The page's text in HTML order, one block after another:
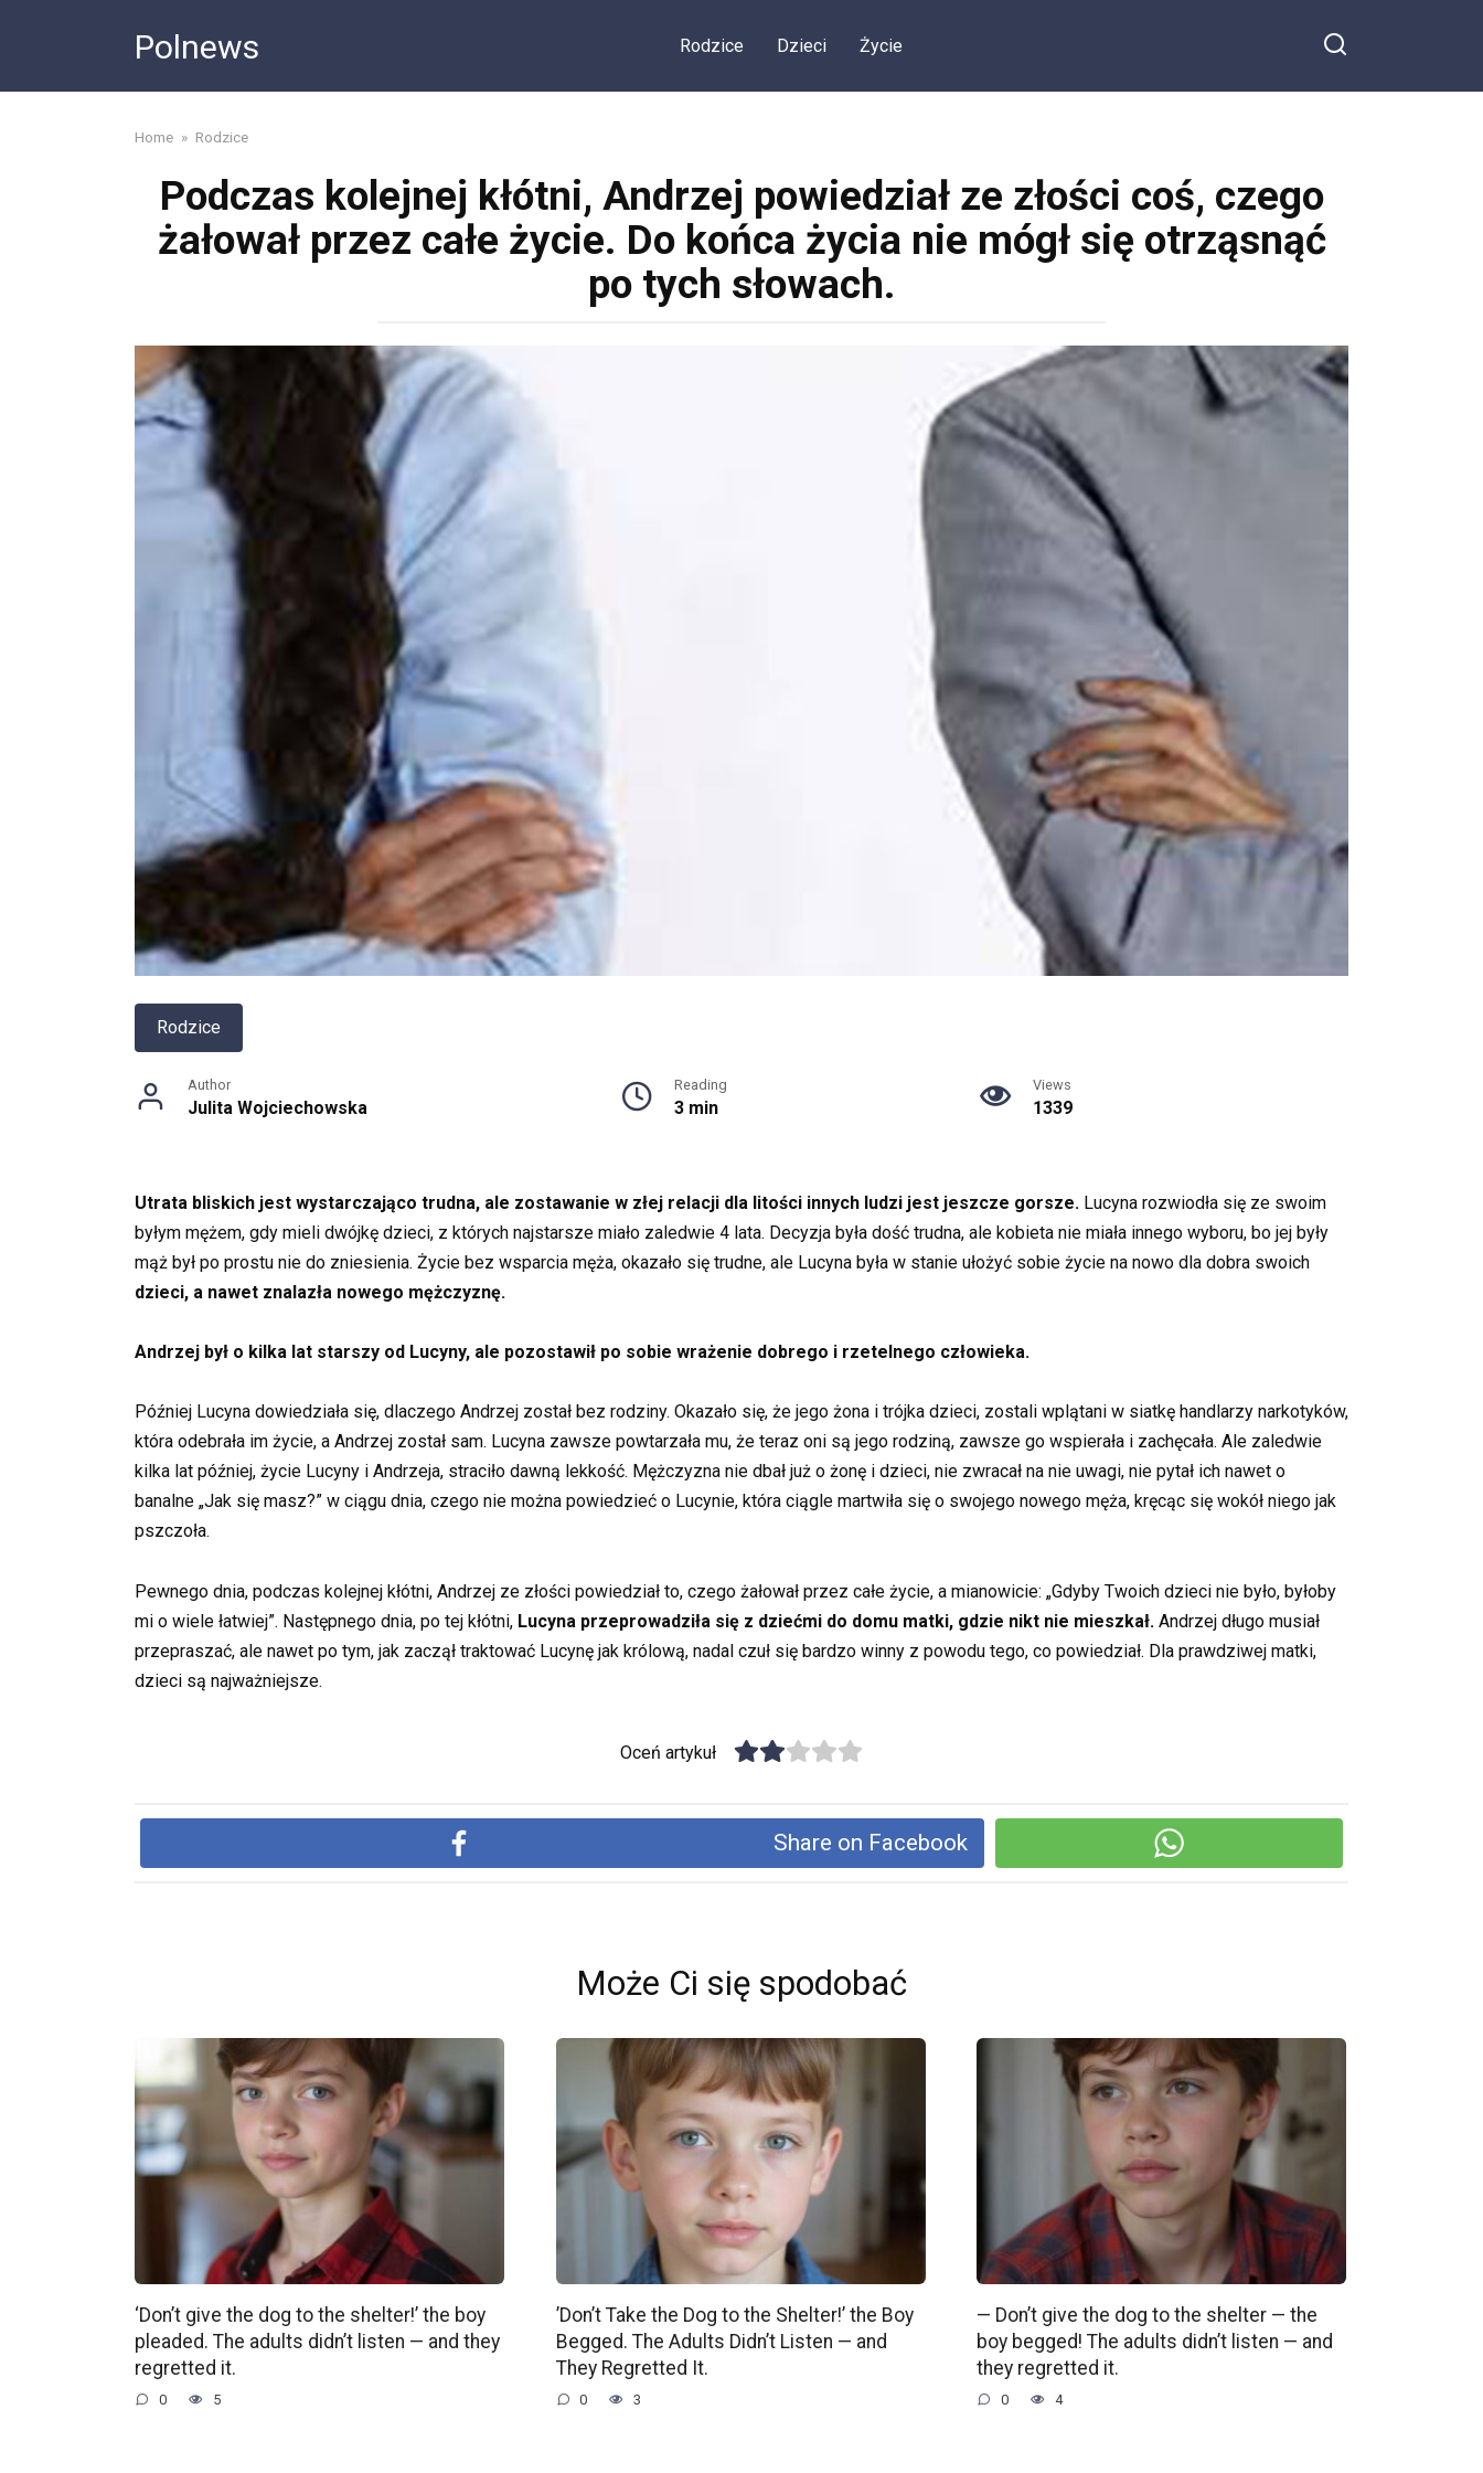
Polnews Rodzice Dzieci Życie
Home » Rodzice
Podczas kolejnej kłótni, Andrzej powiedział ze złości coś, czego
żałował przez całe życie. Do końca życia nie mógł się otrząsnąć
po tych słowach.
Rodzice
Author
Julita Wojciechowska
Reading
3 min
Views
1339
Utrata bliskich jest wystarczająco trudna, ale zostawanie w złej relacji dla litości innych ludzi jest jeszcze gorsze. Lucyna rozwiodła się ze swoim
byłym mężem, gdy mieli dwójkę dzieci, z których najstarsze miało zaledwie 4 lata. Decyzja była dość trudna, ale kobieta nie miała innego wyboru, bo jej były
mąż był po prostu nie do zniesienia. Życie bez wsparcia męża, okazało się trudne, ale Lucyna była w stanie ułożyć sobie życie na nowo dla dobra swoich
dzieci, a nawet znalazła nowego mężczyznę.
Andrzej był o kilka lat starszy od Lucyny, ale pozostawił po sobie wrażenie dobrego i rzetelnego człowieka.
Później Lucyna dowiedziała się, dlaczego Andrzej został bez rodziny. Okazało się, że jego żona i trójka dzieci, zostali wplątani w siatkę handlarzy narkotyków,
która odebrała im życie, a Andrzej został sam. Lucyna zawsze powtarzała mu, że teraz oni są jego rodziną, zawsze go wspierała i zachęcała. Ale zaledwie
kilka lat później, życie Lucyny i Andrzeja, straciło dawną lekkość. Mężczyzna nie dbał już o żonę i dzieci, nie zwracał na nie uwagi, nie pytał ich nawet o
banalne „Jak się masz?” w ciągu dnia, czego nie można powiedzieć o Lucynie, która ciągle martwiła się o swojego nowego męża, kręcąc się wokół niego jak
pszczoła.
Pewnego dnia, podczas kolejnej kłótni, Andrzej ze złości powiedział to, czego żałował przez całe życie, a mianowicie: „Gdyby Twoich dzieci nie było, byłoby
mi o wiele łatwiej”. Następnego dnia, po tej kłótni, Lucyna przeprowadziła się z dziećmi do domu matki, gdzie nikt nie mieszkał. Andrzej długo musiał
przepraszać, ale nawet po tym, jak zaczął traktować Lucynę jak królową, nadal czuł się bardzo winny z powodu tego, co powiedział. Dla prawdziwej matki,
dzieci są najważniejsze.
Oceń artykuł
Share on Facebook
Może Ci się spodobać
‘Don’t give the dog to the shelter!’ the boy
pleaded. The adults didn’t listen — and they
regretted it.
0 5
’Don’t Take the Dog to the Shelter!’ the Boy
Begged. The Adults Didn’t Listen — and
They Regretted It.
0 3
— Don’t give the dog to the shelter — the
boy begged! The adults didn’t listen — and
they regretted it.
0 4